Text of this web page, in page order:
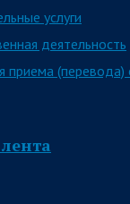
услуги
деятельность
приема